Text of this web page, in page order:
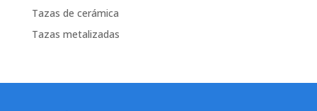
Tazas de cerámica
Tazas metalizadas